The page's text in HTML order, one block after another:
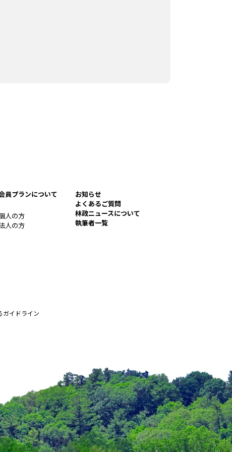
員プランについて
人の方
人の方
お知らせ
よくあるご質問
林政ニュースについて
執筆者一覧
ガイドライン